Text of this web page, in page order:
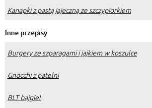
Kanapki z pastą jajeczną ze szczypiorkiem
Inne przepisy
Burgery ze szparagami i jajkiem w koszulce
Gnocchi z patelni
BLT bajgiel